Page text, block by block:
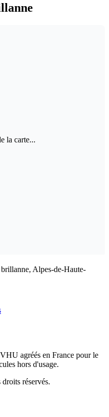
la carte...
Alpes-de-Haute-
agréés en France pour le
hors d'usage.
réservés.